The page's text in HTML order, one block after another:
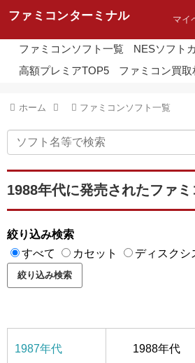
ファミコンターミナル マイ
ファミコンソフト一覧 NESソフト
高額プレミアTOP5
ファミコン買取
ホーム ファミコンソフト一覧
1988年代に発売されたファ
絞り込み検索
すべて
カセット ディスクシ
1987年代 1988年代